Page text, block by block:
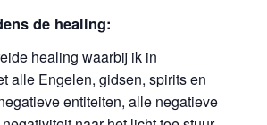
de healing:
healing waarbij ik in
alle Engelen, gidsen, spirits en
entiteiten, alle negatieve